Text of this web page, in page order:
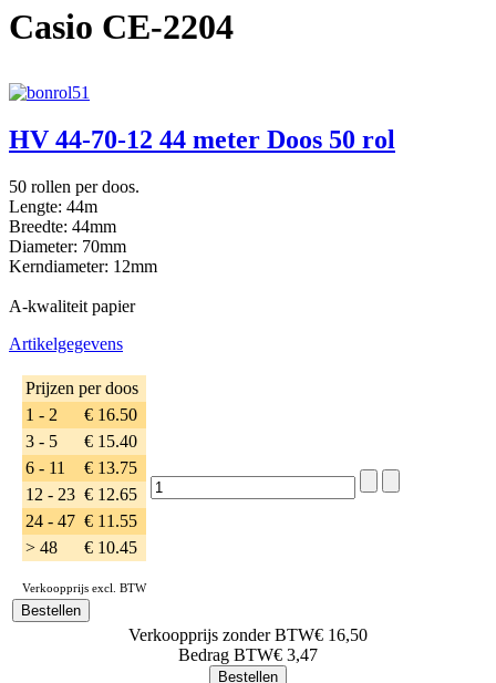
Casio CE-2204
HV 44-70-12 44 meter Doos 50 rol
50 rollen per doos.
Lengte: 44m
Breedte: 44mm
Diameter: 70mm
Kerndiameter: 12mm
A-kwaliteit papier
Artikelgegevens
Prijzen per doos
1 - 2
€ 16.50
3 - 5
€ 15.40
6 - 11
€ 13.75
12 - 23 € 12.65
24 - 47 € 11.55
> 48
€ 10.45
Verkoopprijs excl. BTW
Verkoopprijs zonder BTW€ 16,50
Bedrag BTW€ 3,47